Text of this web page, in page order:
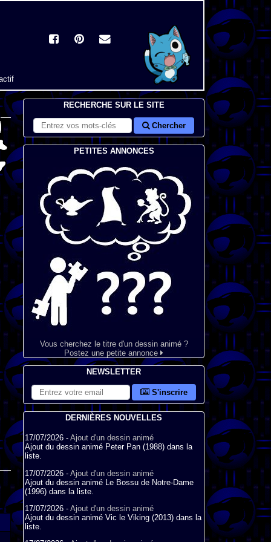
RECHERCHE SUR LE SITE
Chercher
PETITES ANNONCES
Vous cherchez le titre d'un dessin animé ?
Postez une petite annonce
NEWSLETTER
S'inscrire
DERNIÈRES NOUVELLES
17/07/2026 - Ajout d'un dessin animé
Ajout du dessin animé Peter Pan (1988) dans la
liste.
17/07/2026 - Ajout d'un dessin animé
Ajout du dessin animé Le Bossu de Notre-Dame
(1996) dans la liste.
17/07/2026 - Ajout d'un dessin animé
Ajout du dessin animé Vic le Viking (2013) dans la
liste.